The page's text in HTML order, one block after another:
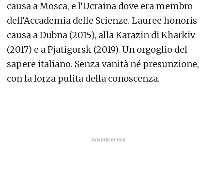
causa a Mosca, e l’Ucraina dove era membro
dell’Accademia delle Scienze. Lauree honoris
causa a Dubna (2015), alla Karazin di Kharkiv
(2017) e a Pjatigorsk (2019). Un orgoglio del
sapere italiano. Senza vanità né presunzione,
con la forza pulita della conoscenza.